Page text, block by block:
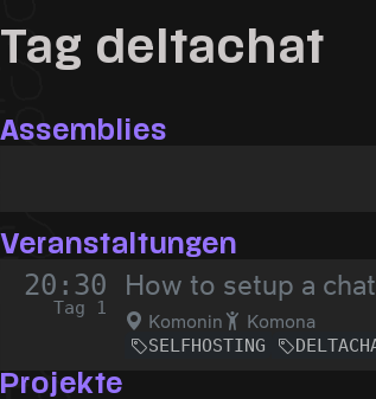
Tag deltachat
Assemblies
Veranstaltungen
20:30
Tag 1
How to setup a
Komonin Komona
SELFHOSTING
Projekte